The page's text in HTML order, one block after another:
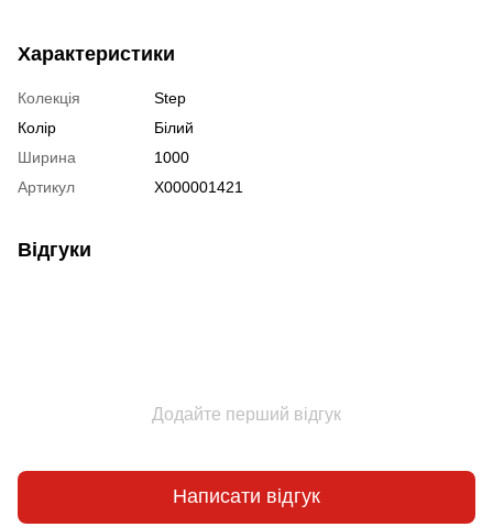
Характеристики
Колекція
Step
Колір
Білий
Ширина
1000
Артикул
X000001421
Відгуки
Додайте перший відгук
Написати відгук